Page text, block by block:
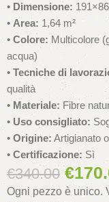
• Dimensione:
• Area: 1,64 m²
•Colore: Multicolore
acqua)
• Tecniche di
qualità
• Materiale: Fibre
•Uso consigliato:
• Origine: Artigianato
• Certificazione: Sì
€340.00 €
Ogni pezzo è unico.